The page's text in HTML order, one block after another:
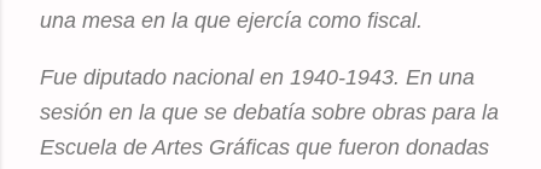
una mesa en la que ejercía como fiscal.
Fue diputado nacional en 1940-1943. En una
sesión en la que se debatía sobre obras para la
Escuela de Artes Gráficas que fueron donadas